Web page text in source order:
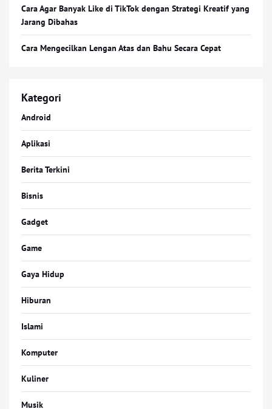
Cara Agar Banyak Like di TikTok dengan Strategi Kreatif yang
Jarang Dibahas
Cara Mengecilkan Lengan Atas dan Bahu Secara Cepat
Kategori
Android
Aplikasi
Berita Terkini
Bisnis
Gadget
Game
Gaya Hidup
Hiburan
Islami
Komputer
Kuliner
Musik